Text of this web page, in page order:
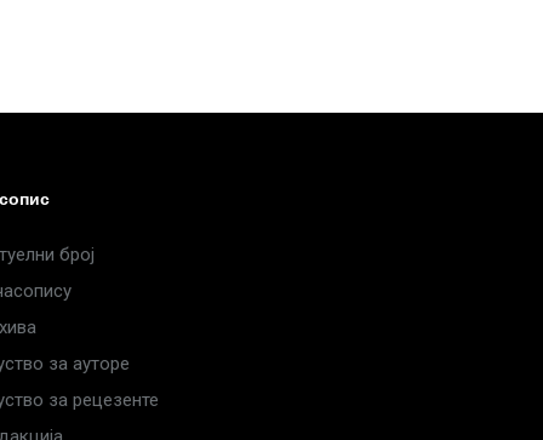
број
за ауторе
за рецезенте